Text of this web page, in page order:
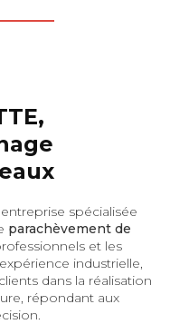
spécialisée
parachèvement de
et les
industrielle,
dans la réalisation
répondant aux